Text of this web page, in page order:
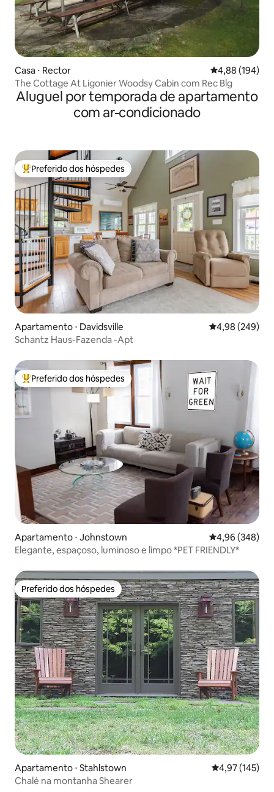
Casa ⋅ Rector 4,88 de uma
4,88 (194)
The Cottage At Ligonier Woodsy Cabin com Rec Blg
Aluguel por temporada de apartamento
com ar-condicionado
Entre os melhores preferidos dos hóspedes
Preferido dos hóspedes
Apartamento ⋅ Davidsville 4,98 de uma
4,98 (249)
Schantz Haus-Fazenda -Apt
Entre os melhores preferidos dos hóspedes
Preferido dos hóspedes
Apartamento ⋅ Johnstown 4,96 de uma
4,96 (348)
Elegante, espaçoso, luminoso e limpo *PET FRIENDLY*
Preferido dos hóspedes
Preferido dos hóspedes
Apartamento ⋅ Stahlstown 4,97 de uma
4,97 (145)
Chalé na montanha Shearer